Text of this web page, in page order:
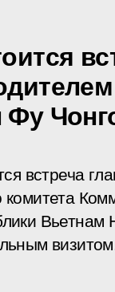
Фу
встреча
Вьетнам